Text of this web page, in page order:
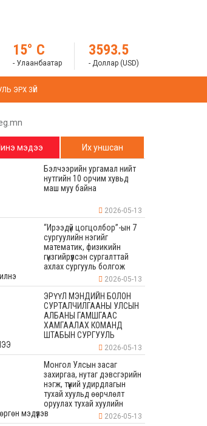
15° C
- Улаанбаатар
3593.5
- Доллар (USD)
ЭРХ ЗҮЙ
мэдээ Их уншсан
Бэлчээрийн ургамал нийт
нутгийн 10 орчим хувьд
маш муу байна
2026-05-13
“Ирээдүй цогцолбор”-ын 7
сургуулийн нэгийг
математик, физикийн
гүнзгийрүүлсэн сургалттай
ахлах сургууль болгож
2026-05-13
ЭРҮҮЛ МЭНДИЙН БОЛОН
СУРТАЛЧИЛГААНЫ УЛСЫН
АЛБАНЫ ГАМШГААС
ХАМГААЛАХ КОМАНД
ШТАБЫН СУРГУУЛЬ
2026-05-13
Монгол Улсын засаг
захиргаа, нутаг дэвсгэрийн
нэгж, түүний удирдлагын
тухай хуульд өөрчлөлт
оруулах тухай хуулийн
мэдүүлэв
2026-05-13